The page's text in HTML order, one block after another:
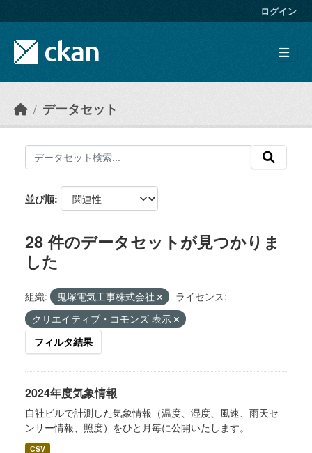
ログイン
データセット
並び順
28 件のデータセットが見つかりま
した
組織: 鬼塚電気工事株式会社
ライセンス:
クリエイティブ・コモンズ 表示
フィルタ結果
2024年度気象情報
自社ビルで計測した気象情報（温度、湿度、風速、雨天セ
ンサー情報、照度）をひと月毎に公開いたします。
CSV